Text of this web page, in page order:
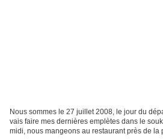
Nous sommes le 27 juillet 2008, le jour du
vais faire mes dernières emplètes dans le
midi, nous mangeons au restaurant près de la